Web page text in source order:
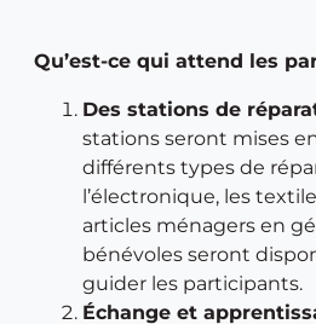
Qu’est-ce qui attend les
Des stations de
stations seront mises
différents types de
l’électronique, les
articles ménagers en
bénévoles seront
guider les participants.
Échange et